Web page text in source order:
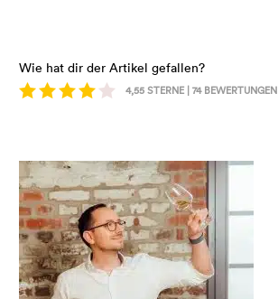
Wie hat dir der Artikel gefallen?
4,55STERNE | 74BEWERTUNGEN